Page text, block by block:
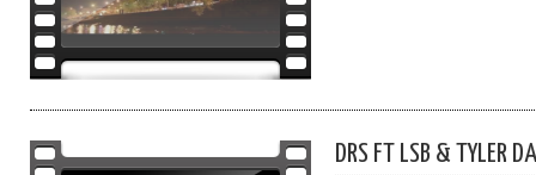
DRS FT LSB & TYLER